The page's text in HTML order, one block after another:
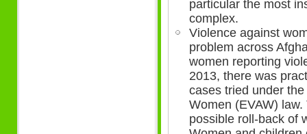
particular the most
complex.
Violence against
problem across
women reporting
2013, there was
cases tried under
Women (EVAW)
possible roll-back of